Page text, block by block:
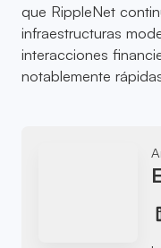
que RippleNet
infraestructuras
interacciones
notablemente